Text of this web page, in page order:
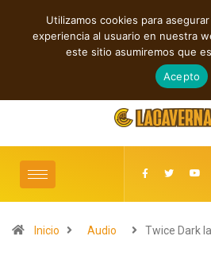
TENDENCIAS
agosto 7,
Inicio Audio Twice Dark
Utilizamos cookies para
experiencia al usuario en nuestra
este sitio asumiremos que
Acepto